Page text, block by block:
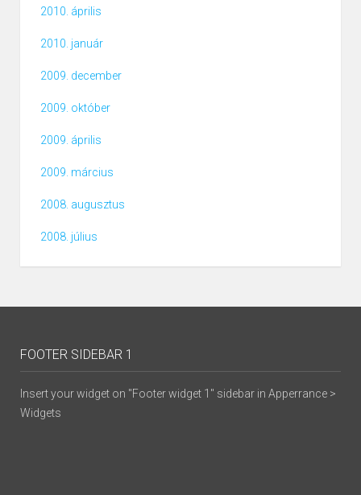
2010. április
2010. január
2009. december
2009. október
2009. április
2009. március
2008. augusztus
2008. július
FOOTER SIDEBAR 1
Insert your widget on "Footer widget 1" sidebar in Apperrance >
Widgets